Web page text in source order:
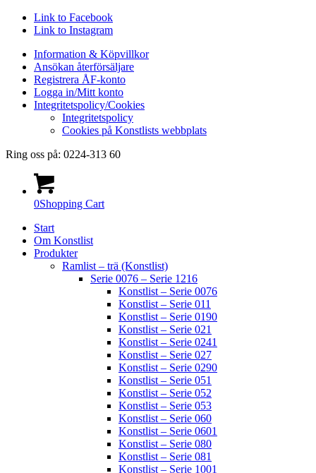
Link to Facebook
Link to Instagram
Information & Köpvillkor
Ansökan återförsäljare
Registrera ÅF-konto
Logga in/Mitt konto
Integritetspolicy/Cookies
Integritetspolicy
Cookies på Konstlists webbplats
Ring oss på: 0224-313 60
0Shopping Cart
Start
Om Konstlist
Produkter
Ramlist – trä (Konstlist)
Serie 0076 – Serie 1216
Konstlist – Serie 0076
Konstlist – Serie 011
Konstlist – Serie 0190
Konstlist – Serie 021
Konstlist – Serie 0241
Konstlist – Serie 027
Konstlist – Serie 0290
Konstlist – Serie 051
Konstlist – Serie 052
Konstlist – Serie 053
Konstlist – Serie 060
Konstlist – Serie 0601
Konstlist – Serie 080
Konstlist – Serie 081
Konstlist – Serie 1001